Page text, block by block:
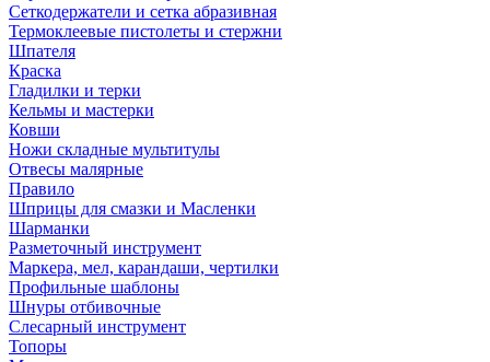
Сеткодержатели и сетка абразивная
Термоклеевые пистолеты и стержни
Шпателя
Краска
Гладилки и терки
Кельмы и мастерки
Ковши
Ножи складные мультитулы
Отвесы малярные
Правило
Шприцы для смазки и Масленки
Шарманки
Разметочный инструмент
Маркера, мел, карандаши, чертилки
Профильные шаблоны
Шнуры отбивочные
Слесарный инструмент
Топоры